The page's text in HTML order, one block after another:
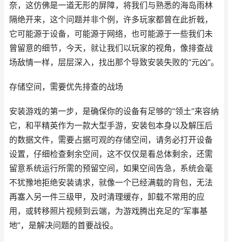
奈，这仿佛是一道无形的屏障，将我们与熟悉的海岛雨林
隔绝开来，这个问题并非个例，许多玩家都曾在此折戟，
它可能源于设备，可能源于网络，也可能源于一些我们未
曾留意的细节，今天，就让我们以玩家的视角，像排查战
场敌情一样，层层深入，找出那个导致安装失败的“元凶”。
存储空间，需要优先排查的战场
安装游戏的第一步，是确保你的设备有足够的“领土”来容纳
它，和平精英作为一款大型手游，安装包本身以及解压后
的数据文件，需要占据可观的存储空间，请务必打开设备
设置，仔细检查剩余空间，这不仅仅是看总体剩余，还需
留意系统运行所需的预留空间，如果空间告急，系统会毫
不犹豫地拒绝安装请求，就像一个已经满载的背包，无法
再塞入另一件三级甲，及时清理缓存，卸载不常用的应
用，或转移照片视频到云端，为游戏腾出充足的“军事基
地”，是解决问题的首要战役。